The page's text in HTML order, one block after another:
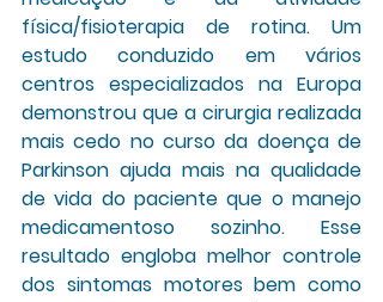
física/fisioterapia de rotina. Um
estudo conduzido em vários
centros especializados na Europa
demonstrou que a cirurgia realizada
mais cedo no curso da doença de
Parkinson ajuda mais na qualidade
de vida do paciente que o manejo
medicamentoso sozinho. Esse
resultado engloba melhor controle
dos sintomas motores bem como